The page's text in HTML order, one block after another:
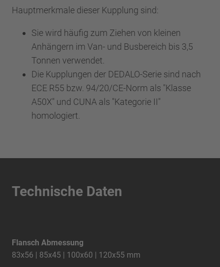
Hauptmerkmale dieser Kupplung sind:
Sie wird häufig zum Ziehen von kleinen
Anhängern im Van- und Busbereich bis 3,5
Tonnen verwendet.
Die Kupplungen der DEDALO-Serie sind nach
ECE R55 bzw. 94/20/CE-Norm als "Klasse
A50X" und CUNA als "Kategorie II"
homologiert.
Technische Daten
Flansch Abmessung
83x56 | 85x45 | 100x60 | 120x55 mm